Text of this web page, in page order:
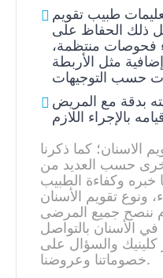
طبيب تقويم
ذلك الحفاظ على
فحوصات منتظمة،
مثل الأربطة
بدقة مع المريض
الاسنان؛ كما ذكرنا
حسب العديد من
خبره وكفاءة الطبيب
ونوع تقويم الأسنان
ننصح جميع المرضى
الأسنان بالتواصل
كلينيك والسؤال على
خصوماتنا وعروضنا.